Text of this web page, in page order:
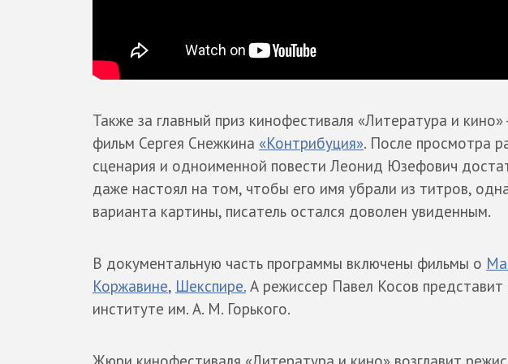
Также за главный приз кинофестиваля «Литература и
фильм Сергея Снежкина «Контрибуция». После просмотра
сценария и одноименной повести Леонид Юзефович
даже настоял на том, чтобы его имя убрали из титров,
варианта картины, писатель остался доволен увиденным.
В документальную часть программы включены фильмы о
Коржавине, Шекспире. А режиссер Павел Косов
институте им. А. М. Горького.